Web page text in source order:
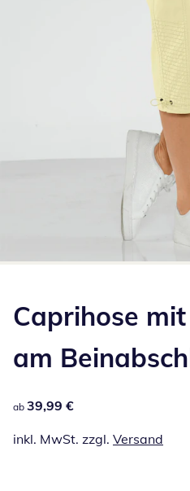
Caprihose
am
39,99 €
ab 39,99 €
inkl. MwSt. zzgl. Versand